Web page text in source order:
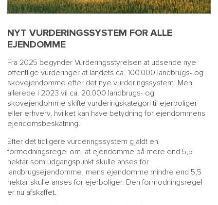
OM
NYT VURDERINGSSYSTEM FOR ALLE
EJENDOMME
Fra 2025 begynder Vurderingsstyrelsen at udsende nye
offentlige vurderinger af landets ca. 100.000 landbrugs- og
skovejendomme efter det nye vurderingssystem. Men
allerede i 2023 vil ca. 20.000 landbrugs- og
skovejendomme skifte vurderingskategori til ejerboliger
eller erhverv, hvilket kan have betydning for ejendommens
ejendomsbeskatning.
Efter det tidligere vurderingssystem gjaldt en
formodningsregel om, at ejendomme på mere end 5,5
hektar som udgangspunkt skulle anses for
landbrugsejendomme, mens ejendomme mindre end 5,5
hektar skulle anses for ejerboliger. Den formodningsregel
er nu afskaffet.